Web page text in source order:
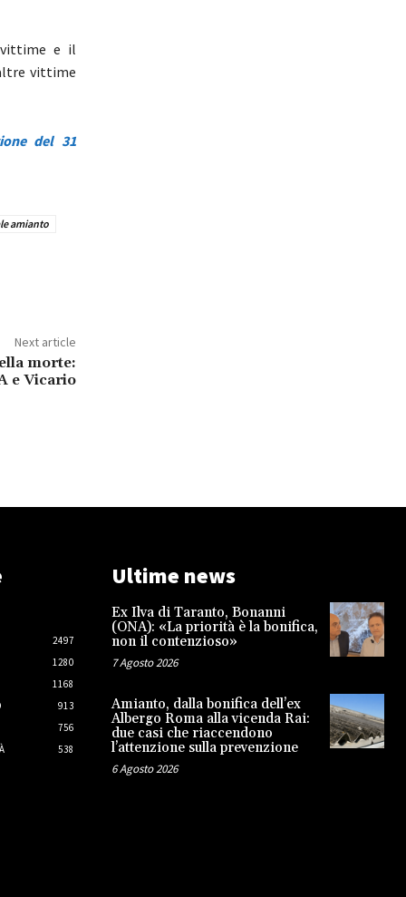
vittime e il
vittime
del 31
amianto
Next article
morte:
e Vicario
2497
1280
1168
913
756
538
Ultime news
Ex Ilva di Taranto, Bonanni
(ONA): «La priorità è la bonifica,
non il contenzioso»
7 Agosto 2026
Amianto, dalla bonifica dell’ex
Albergo Roma alla vicenda Rai:
due casi che riaccendono
l’attenzione sulla prevenzione
6 Agosto 2026